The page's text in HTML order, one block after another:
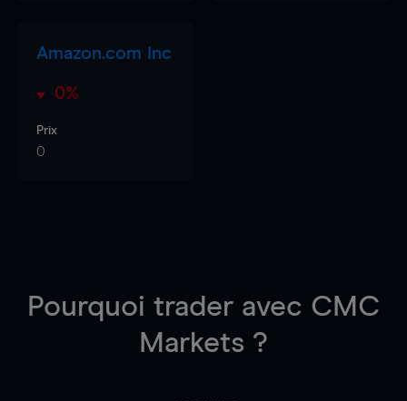
Amazon.com Inc
0%
Prix
0
Pourquoi trader avec CMC
Markets ?